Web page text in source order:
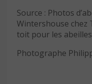
Source : Photos
Wintershouse chez
toit pour les abeilles
Photographe